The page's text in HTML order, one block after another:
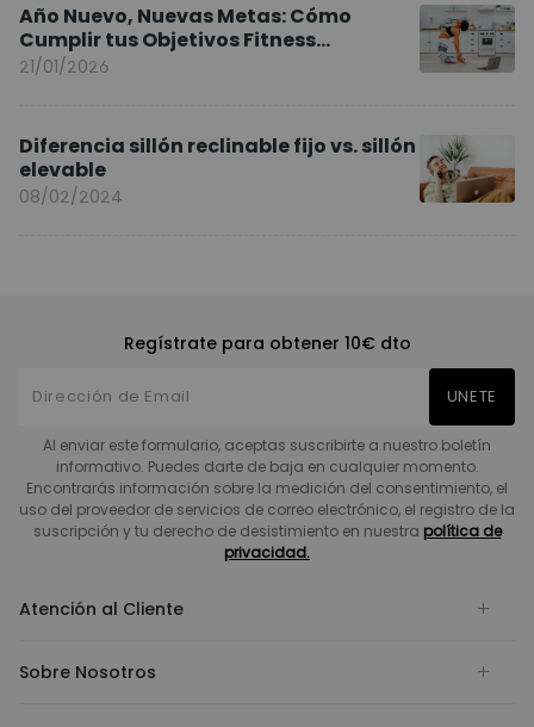
Año Nuevo, Nuevas Metas: Cómo
Cumplir tus Objetivos Fitness
Entrenando en Casa
21/01/2026
Diferencia sillón reclinable fijo vs. sillón
elevable
08/02/2024
Regístrate para obtener 10€ dto
UNETE
Al enviar este formulario, aceptas suscribirte a nuestro boletín
informativo. Puedes darte de baja en cualquier momento.
Encontrarás información sobre la medición del consentimiento, el
uso del proveedor de servicios de correo electrónico, el registro de la
suscripción y tu derecho de desistimiento en nuestra política de
privacidad.
Atención al Cliente
Sobre Nosotros